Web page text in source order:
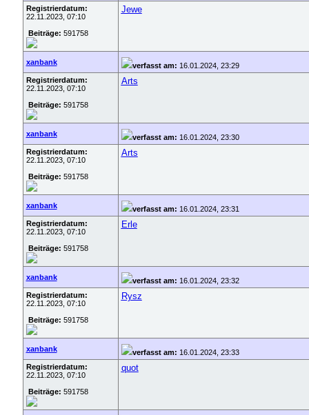
Registrierdatum:
22.11.2023, 07:10
Beiträge: 591758
Jewe
xanbank verfasst am: 16.01.2024, 23:29
Registrierdatum:
22.11.2023, 07:10
Beiträge: 591758
Arts
xanbank verfasst am: 16.01.2024, 23:30
Registrierdatum:
22.11.2023, 07:10
Beiträge: 591758
Arts
xanbank verfasst am: 16.01.2024, 23:31
Registrierdatum:
22.11.2023, 07:10
Beiträge: 591758
Erle
xanbank verfasst am: 16.01.2024, 23:32
Registrierdatum:
22.11.2023, 07:10
Beiträge: 591758
Rysz
xanbank verfasst am: 16.01.2024, 23:33
Registrierdatum:
22.11.2023, 07:10
Beiträge: 591758
quot